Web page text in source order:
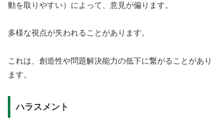
動を取りやすい）によって、意見が偏ります。
多様な視点が失われることがあります。
これは、創造性や問題解決能力の低下に繋がることがあり
ます。
ハラスメント